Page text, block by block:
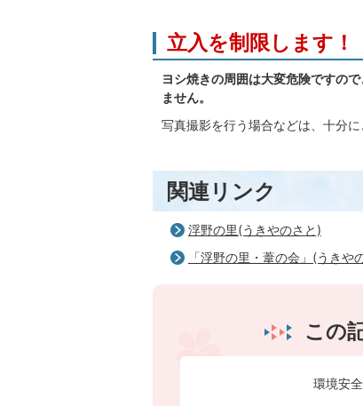
立入を制限します！
ヨシ焼きの周囲は大変危険ですの
ません。
写真撮影を行う場合などは、十分に
関連リンク
浮野の里(うきやのさと)
「浮野の里・葦の会」(うきや
この
環境安